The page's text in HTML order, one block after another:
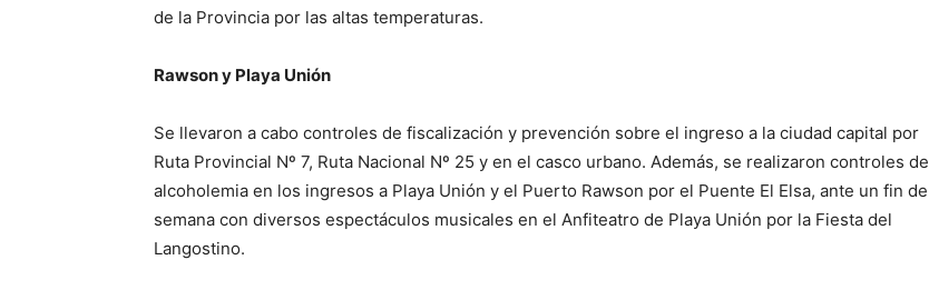
de la Provincia por las altas temperaturas.
Rawson y Playa Unión
Se llevaron a cabo controles de fiscalización y prevención sobre el ingreso a la ciudad capital por
Ruta Provincial Nº 7, Ruta Nacional Nº 25 y en el casco urbano. Además, se realizaron controles de
alcoholemia en los ingresos a Playa Unión y el Puerto Rawson por el Puente El Elsa, ante un fin de
semana con diversos espectáculos musicales en el Anfiteatro de Playa Unión por la Fiesta del
Langostino.